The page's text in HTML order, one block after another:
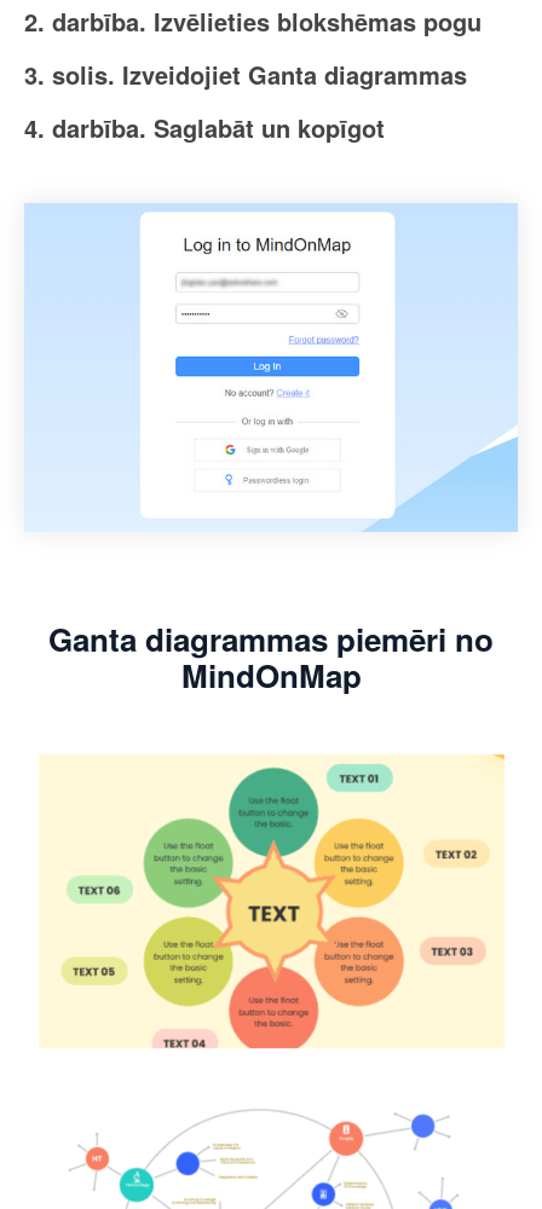
2. darbība. Izvēlieties blokshēmas pogu
3. solis. Izveidojiet Ganta diagrammas
4. darbība. Saglabāt un kopīgot
Ganta diagrammas piemēri no
MindOnMap